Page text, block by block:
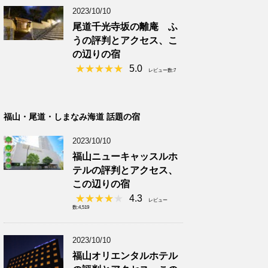
2023/10/10
尾道千光寺坂の離庵 ふ
うの評判とアクセス、こ
の辺りの宿
5.0
レビュー数:7
福山・尾道・しまなみ海道 話題の宿
2023/10/10
福山ニューキャッスルホ
テルの評判とアクセス、
この辺りの宿
4.3
レビュー
数:4,519
2023/10/10
福山オリエンタルホテル